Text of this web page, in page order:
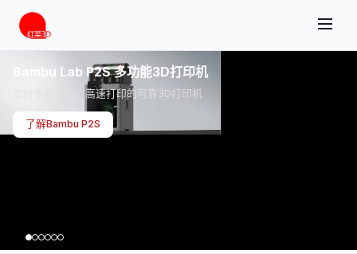
Bambu Lab P2S 多功能3D打印机
支持多色打印、高速打印的可靠3D打印机
了解Bambu P2S